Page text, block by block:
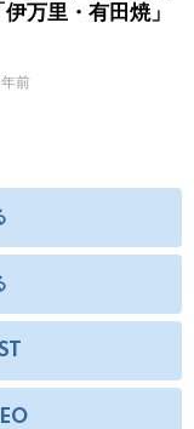
万里・有田焼」
前